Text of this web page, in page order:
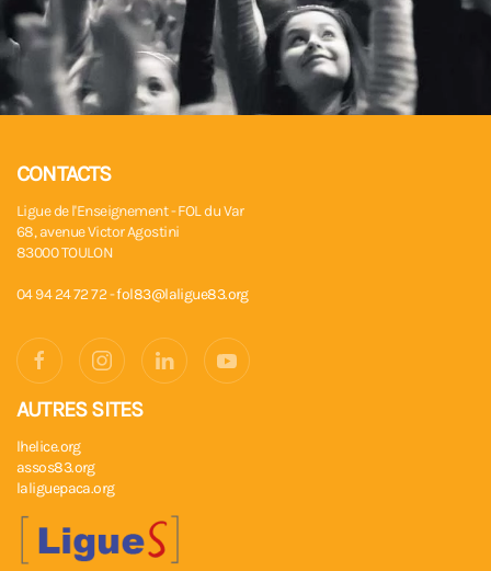
CONTACTS
Ligue de l'Enseignement - FOL du Var
68, avenue Victor Agostini
83000 TOULON
04 94 24 72 72 -fol83@laligue83.org
AUTRES SITES
lhelice.org
assos83.org
laliguepaca.org